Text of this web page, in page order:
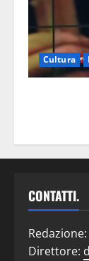
Cultura
CONTATTI.
Redazione:
Direttore: